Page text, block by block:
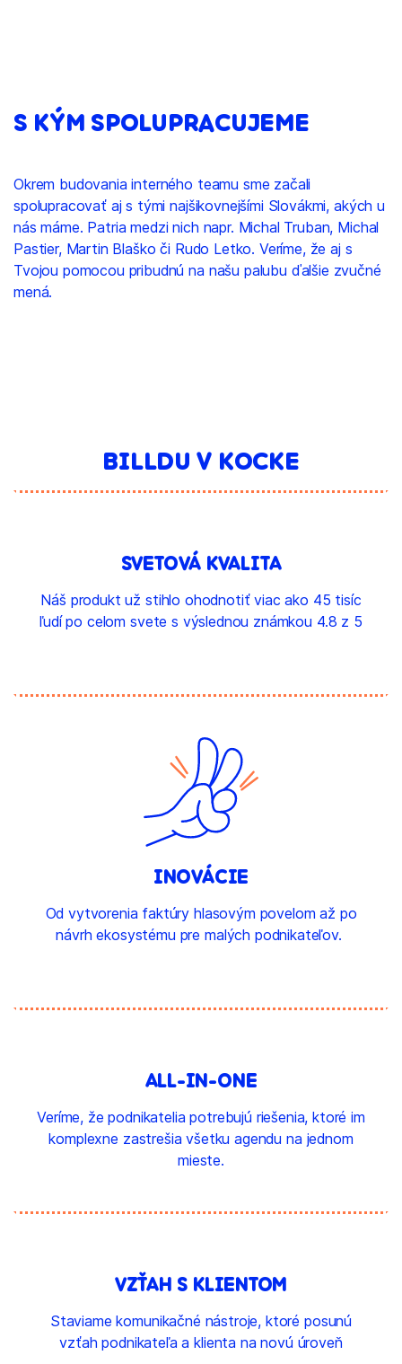
S KÝM SPOLUPRACUJEME
Okrem budovania interného teamu sme začali
spolupracovať aj s tými najšikovnejšími Slovákmi, akých u
nás máme. Patria medzi nich napr. Michal Truban, Michal
Pastier, Martin Blaško či Rudo Letko. Veríme, že aj s
Tvojou pomocou pribudnú na našu palubu ďalšie zvučné
mená.
BILLDU V KOCKE
SVETOVÁ KVALITA
Náš produkt už stihlo ohodnotiť viac ako 45 tisíc
ľudí po celom svete s výslednou známkou 4.8 z 5
INOVÁCIE
Od vytvorenia faktúry hlasovým povelom až po
návrh ekosystému pre malých podnikateľov.
ALL-IN-ONE
Veríme, že podnikatelia potrebujú riešenia, ktoré im
komplexne zastrešia všetku agendu na jednom
mieste.
VZŤAH S KLIENTOM
Staviame komunikačné nástroje, ktoré posunú
vzťah podnikateľa a klienta na novú úroveň